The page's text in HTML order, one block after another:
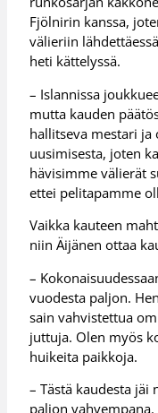
Fjölnirin kanssa,
välieriin
heti kättelyssä.
– Islannissa
mutta kauden
hallitseva mestari
uusimisesta, joten
hävisimme välierät
ettei pelitapamme
Vaikka kauteen
niin Äijänen ottaa
–
vuodesta paljon.
sain vahvistettua
juttuja. Olen myös
huikeita paikkoja.
– Tästä kaudesta jäi
paljon